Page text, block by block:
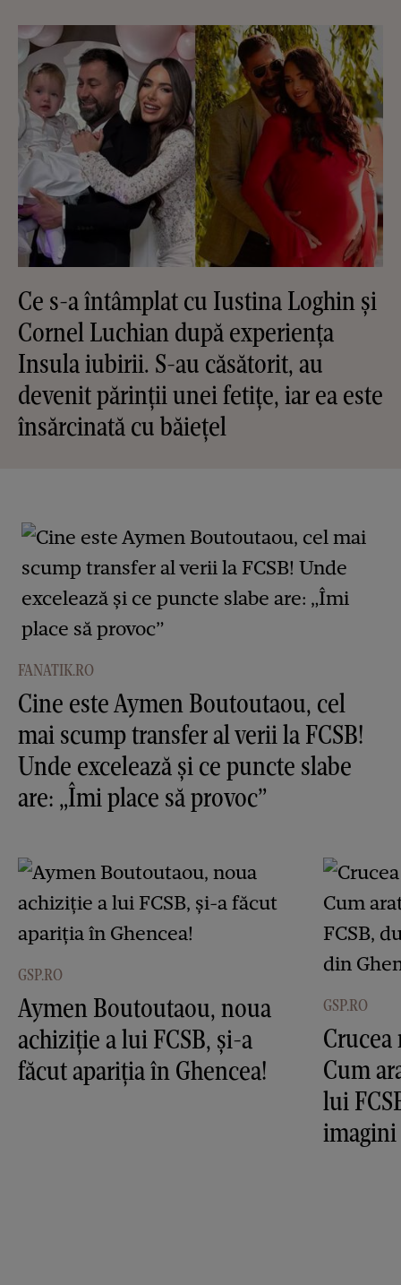
Ce s-a întâmplat cu Iustina Loghin și
Cornel Luchian după experiența
Insula iubirii. S-au căsătorit, au
devenit părinții unei fetițe, iar ea este
însărcinată cu băiețel
FANATIK.RO
Cine este Aymen Boutoutaou, cel
mai scump transfer al verii la FCSB!
Unde excelează și ce puncte slabe
are: „Îmi place să provoc”
GSP.RO
Aymen Boutoutaou, noua
achiziție a lui FCSB, și-a
făcut apariția în Ghencea!
GSP.RO
Crucea
Cum
lui
imagini